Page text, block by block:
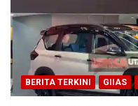
BERITA TERKINI GIIAS